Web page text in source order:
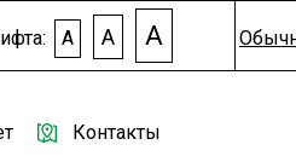
A A A
Контакты